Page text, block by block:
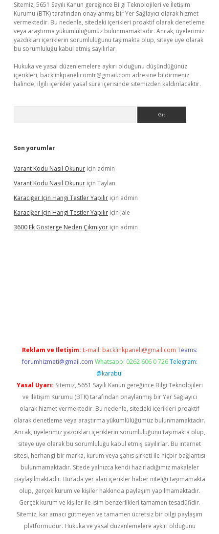
Sitemiz, 5651 Sayılı Kanun gereğince Bilgi Teknolojileri ve İletişim
Kurumu (BTK) tarafından onaylanmış bir Yer Sağlayıcı olarak hizmet
vermektedir. Bu nedenle, sitedeki içerikleri proaktif olarak denetleme
veya araştırma yükümlülüğümüz bulunmamaktadır. Ancak, üyelerimiz
yazdıkları içeriklerin sorumluluğunu taşımakta olup, siteye üye olarak
bu sorumluluğu kabul etmiş sayılırlar.
Hukuka ve yasal düzenlemelere aykırı olduğunu düşündüğünüz
içerikleri, backlinkpanelicomtr@gmail.com adresine bildirmeniz
halinde, ilgili içerikler yasal süre içerisinde sitemizden kaldırılacaktır.
Son yorumlar
Varant Kodu Nasıl Okunur için admin
Varant Kodu Nasıl Okunur için Taylan
Karaciğer Için Hangi Testler Yapılır için admin
Karaciğer Için Hangi Testler Yapılır için Jale
3600 Ek Gösterge Neden Çıkmıyor için admin
Reklam ve İletişim: E-mail: backlinkpaneli@gmail.com Teams:
forumhizmeti@gmail.com Whatsapp: 0262 606 0 726 Telegram:
@karabul
Yasal Uyarı: Sitemiz, 5651 Sayılı Kanun gereğince Bilgi Teknolojileri
ve İletişim Kurumu (BTK) tarafından onaylanmış bir Yer Sağlayıcı
olarak hizmet vermektedir. Bu nedenle, sitedeki içerikleri proaktif
olarak denetleme veya araştırma yükümlülüğümüz bulunmamaktadır.
Ancak, üyelerimiz yazdıkları içeriklerin sorumluluğunu taşımakta olup,
siteye üye olarak bu sorumluluğu kabul etmiş sayılırlar. Bu internet
sitesi, herhangi bir marka, kurum veya şahıs şirketi ile hiçbir bağlantısı
bulunmamaktadır. Sitede yalnızca kendi hazırladığımız makaleler
paylaşılmaktadır. Burada yer alan içerikler haber niteliği taşımamakta
olup, gerçek kurum ve kişiler hakkında paylaşım yapılmamaktadır.
Gerçek kurum ve kişiler ile isim benzerlikleri tamamen tesadüfidir.
Sitemiz, kar amacı gütmeyen ve tamamen ücretsiz bir bilgi paylaşım
platformudur. Hukuka ve yasal düzenlemelere aykırı olduğunu